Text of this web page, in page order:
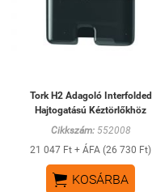
Tork H2 Adagoló Interfolded
Hajtogatású Kéztörlőkhöz
Cikkszám:552008
21 047 Ft + ÁFA (26 730 Ft)
 KOSÁRBA